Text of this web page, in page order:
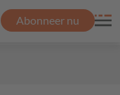
Abonneer nu